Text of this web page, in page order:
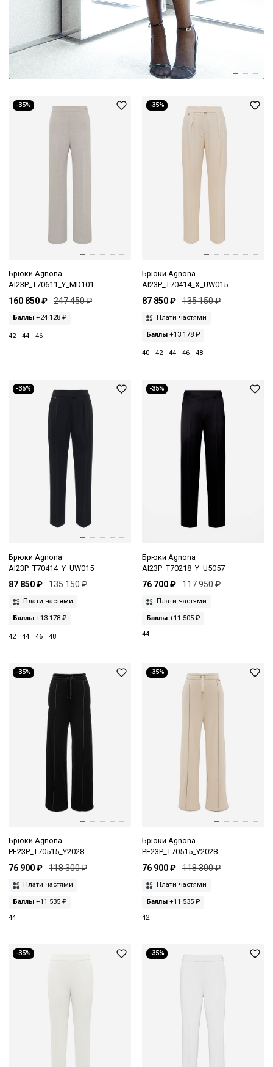
-35%
Брюки Agnona
AI23P_T70611_Y_MD101
160 850 ₽ 247 450 ₽
Баллы +24 128 ₽
42 44 46
-35%
Брюки Agnona
AI23P_T70414_X_UW015
87 850 ₽ 135 150 ₽
Плати частями
Баллы+13 178 ₽
40 42 44 46 48
-35%
Брюки Agnona
AI23P_T70414_Y_UW015
87 850 ₽ 135 150 ₽
Плати частями
Баллы +13 178 ₽
42 44 46 48
-35%
Брюки Agnona
AI23P_T70218_Y_U5057
76 700 ₽ 117 950 ₽
Плати частями
Баллы+11 505 ₽
44
-35%
Брюки Agnona
PE23P_T70515_Y2028
76 900 ₽ 118 300 ₽
Плати частями
Баллы +11 535 ₽
44
-35%
Брюки Agnona
PE23P_T70515_Y2028
76 900 ₽ 118 300 ₽
Плати частями
Баллы+11 535 ₽
42
-35% -35%